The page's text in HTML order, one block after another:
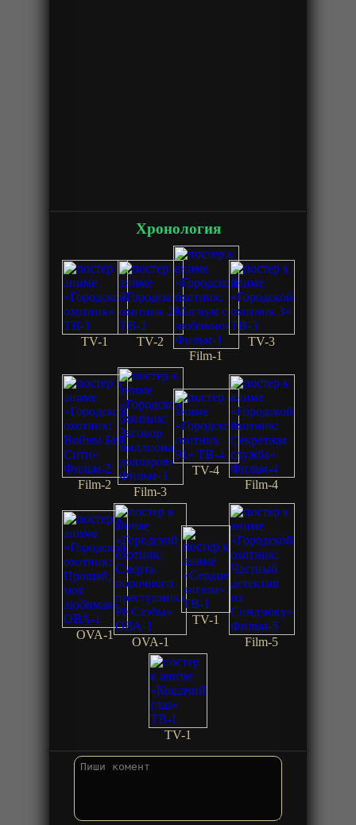
Хронология
TV-1
TV-2
Film-1
TV-3
Film-2
Film-3
TV-4
Film-4
OVA-1
OVA-1
TV-1
Film-5
TV-1